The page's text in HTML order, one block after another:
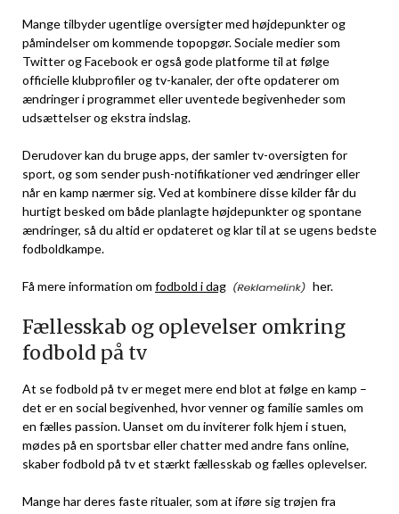
Mange tilbyder ugentlige oversigter med højdepunkter og
påmindelser om kommende topopgør. Sociale medier som
Twitter og Facebook er også gode platforme til at følge
officielle klubprofiler og tv-kanaler, der ofte opdaterer om
ændringer i programmet eller uventede begivenheder som
udsættelser og ekstra indslag.
Derudover kan du bruge apps, der samler tv-oversigten for
sport, og som sender push-notifikationer ved ændringer eller
når en kamp nærmer sig. Ved at kombinere disse kilder får du
hurtigt besked om både planlagte højdepunkter og spontane
ændringer, så du altid er opdateret og klar til at se ugens bedste
fodboldkampe.
Få mere information om fodbold i dag her.
Fællesskab og oplevelser omkring
fodbold på tv
At se fodbold på tv er meget mere end blot at følge en kamp –
det er en social begivenhed, hvor venner og familie samles om
en fælles passion. Uanset om du inviterer folk hjem i stuen,
mødes på en sportsbar eller chatter med andre fans online,
skaber fodbold på tv et stærkt fællesskab og fælles oplevelser.
Mange har deres faste ritualer, som at iføre sig trøjen fra